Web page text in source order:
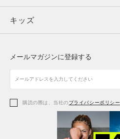
キッズ
アクセサリー
ボトムス
アクセサリー
トップス
シューズ
アクセサリー
キッズ
シューズ
メールマガジンに登録する
購読の際は、当社のプライバシーポリシー